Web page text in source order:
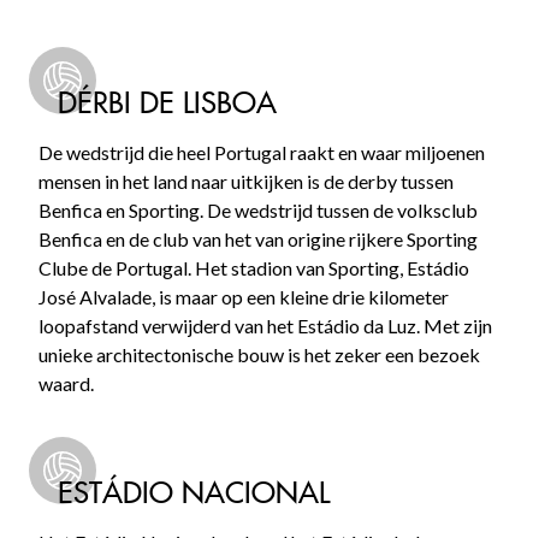
DÉRBI DE LISBOA
De wedstrijd die heel Portugal raakt en waar miljoenen
mensen in het land naar uitkijken is de derby tussen
Benfica en Sporting. De wedstrijd tussen de volksclub
Benfica en de club van het van origine rijkere Sporting
Clube de Portugal. Het stadion van Sporting, Estádio
José Alvalade, is maar op een kleine drie kilometer
loopafstand verwijderd van het Estádio da Luz. Met zijn
unieke architectonische bouw is het zeker een bezoek
waard.
ESTÁDIO NACIONAL